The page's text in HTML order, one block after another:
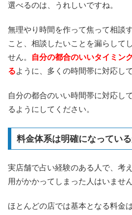
選べるのは、うれしいですね。
無理やり時間を作って焦って相談
こと、相談したいことを漏らして
せん。
自分の都合のいいタイミン
るように、多くの時間帯に対応し
自分の都合のいい時間帯に対応し
るようにしてください。
料金体系は明確になっている
実店舗で占い経験のある人で、考
用がかかってしまった人はいませ
ほとんどの店では基本となる料金